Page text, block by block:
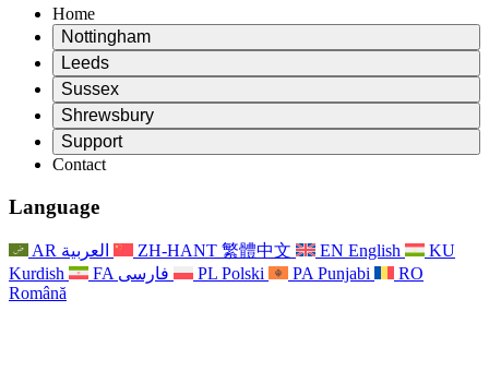
Home
Nottingham
Review
Președintele revizuirii
Echipa independentă de evaluare
Termeni de referință
Raportul final al evaluării independente
Întrebări frecvente
Procesul de feedback al familiei
Buletine informative
Renunțare
Evenimente
Leeds
Review
Președintele revizuirii
Echipa independentă de evaluare
Termeni de referință
Contact
Sprijin psihologic pentru familii
Actualizări pentru familii
Evenimente
For Staff
Sprijin pentru personal
Vocile personalului
Sussex
Review
Președintele revizuirii
Echipa independentă de evaluare
Termeni de referință
For Families
Actualizări pentru familii
Evenimente
For Staff
Shrewsbury
Review
Termeni de referință pentru revizuirea maternității
Raportul final al evaluării independente
Primul raport al evaluării independente
For Families
Actualizări
Support
Leeds
Nottingham
Serviciul de asistență psihologică familială
Sprijin în caz de criză în domeniul sănătății mintale
Servicii regionale Nottingham
National
Sepsis Charities
Contact
Language
AR العربية ZH-HANT 繁體中文 EN English
KU
Kurdish
FA فارسی PL Polski PA Punjabi
RO
Română